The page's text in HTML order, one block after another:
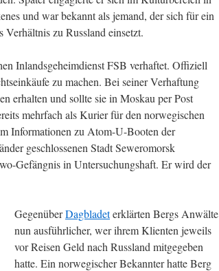
und war bekannt als jemand, der sich für ein
Verhältnis zu Russland einsetzt.
Inlandsgeheimdienst FSB verhaftet. Offiziell
zu machen. Bei seiner Verhaftung
erhalten und sollte sie in Moskau per Post
mehrfach als Kurier für den norwegischen
Informationen zu Atom-U-Booten der
geschlossenen Stadt Seweromorsk
Gefängnis in Untersuchungshaft. Er wird der
GegenüberDagbladeterklärten Bergs Anwälte
nun ausführlicher, wer ihrem Klienten jeweils
vor Reisen Geld nach Russland mitgegeben
hatte. Ein norwegischer Bekannter hatte Berg